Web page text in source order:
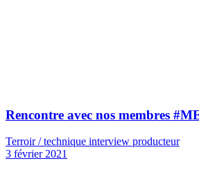
Rencontre avec nos membres
Terroir / technique interview producteur
3 février 2021